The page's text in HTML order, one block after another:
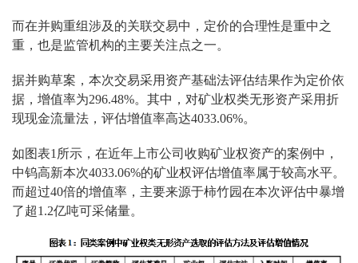
而在并购重组涉及的关联交易中，定价的合理性是重中之
重，也是监管机构的主要关注点之一。
据并购草案，本次交易采用资产基础法评估结果作为定价依
据，增值率为296.48%。其中，对矿业权类无形资产采用折
现现金流量法，评估增值率高达4033.06%。
如图表1所示，在近年上市公司收购矿业权资产的案例中，
中钨高新本次4033.06%的矿业权评估增值率属于较高水平。
而超过40倍的增值率，主要来源于柿竹园在本次评估中暴增
了超1.2亿吨可采储量。